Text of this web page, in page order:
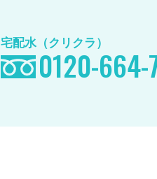
宅配水（クリクラ）
0120-664-